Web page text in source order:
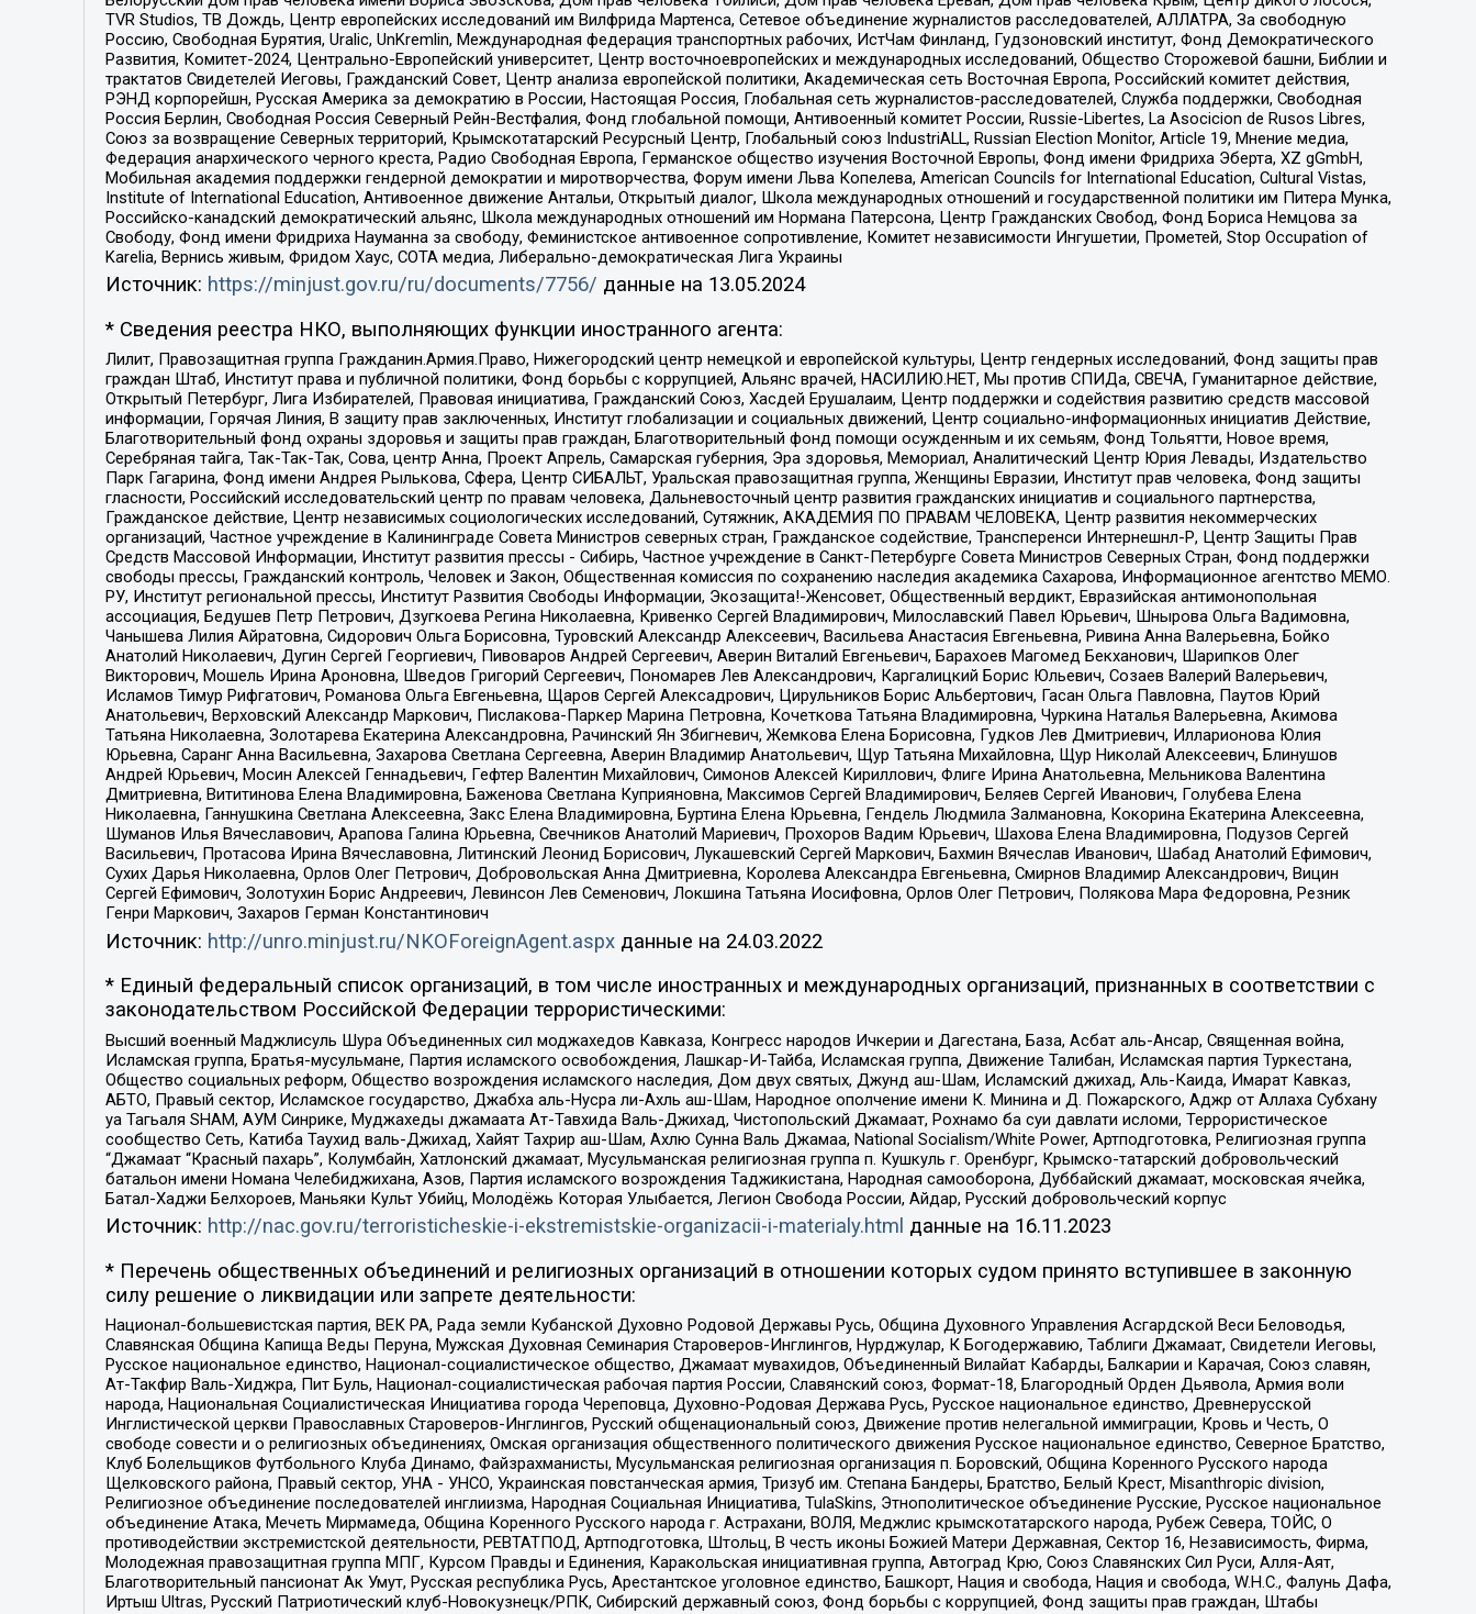
TVR Studios, ТВ Дождь, Центр европейских исследований им Вилфрида Мартенса, Сетевое объединение журналистов расследователей, АЛЛАТРА, За свободную
Россию, Свободная Бурятия, Uralic, UnKremlin, Международная федерация транспортных рабочих, ИстЧам Финланд, Гудзоновский институт, Фонд Демократического
Развития, Комитет-2024, Центрально-Европейский университет, Центр восточноевропейских и международных исследований, Общество Сторожевой башни, Библии и
трактатов Свидетелей Иеговы, Гражданский Совет, Центр анализа европейской политики, Академическая сеть Восточная Европа, Российский комитет действия,
РЭНД корпорейшн, Русская Америка за демократию в России, Настоящая Россия, Глобальная сеть журналистов-расследователей, Служба поддержки, Свободная
Россия Берлин, Свободная Россия Северный Рейн-Вестфалия, Фонд глобальной помощи, Антивоенный комитет России, Russie-Libertes, La Asocicion de Rusos Libres,
Союз за возвращение Северных территорий, Крымскотатарский Ресурсный Центр, Глобальный союз IndustriALL, Russian Election Monitor, Article 19, Мнение медиа,
Федерация анархического черного креста, Радио Свободная Европа, Германское общество изучения Восточной Европы, Фонд имени Фридриха Эберта, XZ gGmbH,
Мобильная академия поддержки гендерной демократии и миротворчества, Форум имени Льва Копелева, American Councils for International Education, Cultural Vistas,
Institute of International Education, Антивоенное движение Антальи, Открытый диалог, Школа международных отношений и государственной политики им Питера Мунка,
Российско-канадский демократический альянс, Школа международных отношений им Нормана Патерсона, Центр Гражданских Свобод, Фонд Бориса Немцова за
Свободу, Фонд имени Фридриха Науманна за свободу, Феминистское антивоенное сопротивление, Комитет независимости Ингушетии, Прометей, Stop Occupation of
Karelia, Вернись живым, Фридом Хаус, СОТА медиа, Либерально-демократическая Лига Украины
Источник: https://minjust.gov.ru/ru/documents/7756/ данные на 13.05.2024
* Сведения реестра НКО, выполняющих функции иностранного агента:
Лилит, Правозащитная группа Гражданин.Армия.Право, Нижегородский центр немецкой и европейской культуры, Центр гендерных исследований, Фонд защиты прав
граждан Штаб, Институт права и публичной политики, Фонд борьбы с коррупцией, Альянс врачей, НАСИЛИЮ.НЕТ, Мы против СПИДа, СВЕЧА, Гуманитарное действие,
Открытый Петербург, Лига Избирателей, Правовая инициатива, Гражданский Союз, Хасдей Ерушалаим, Центр поддержки и содействия развитию средств массовой
информации, Горячая Линия, В защиту прав заключенных, Институт глобализации и социальных движений, Центр социально-информационных инициатив Действие,
Благотворительный фонд охраны здоровья и защиты прав граждан, Благотворительный фонд помощи осужденным и их семьям, Фонд Тольятти, Новое время,
Серебряная тайга, Так-Так-Так, Сова, центр Анна, Проект Апрель, Самарская губерния, Эра здоровья, Мемориал, Аналитический Центр Юрия Левады, Издательство
Парк Гагарина, Фонд имени Андрея Рылькова, Сфера, Центр СИБАЛЬТ, Уральская правозащитная группа, Женщины Евразии, Институт прав человека, Фонд защиты
гласности, Российский исследовательский центр по правам человека, Дальневосточный центр развития гражданских инициатив и социального партнерства,
Гражданское действие, Центр независимых социологических исследований, Сутяжник, АКАДЕМИЯ ПО ПРАВАМ ЧЕЛОВЕКА, Центр развития некоммерческих
организаций, Частное учреждение в Калининграде Совета Министров северных стран, Гражданское содействие, Трансперенси Интернешнл-Р, Центр Защиты Прав
Средств Массовой Информации, Институт развития прессы - Сибирь, Частное учреждение в Санкт-Петербурге Совета Министров Северных Стран, Фонд поддержки
свободы прессы, Гражданский контроль, Человек и Закон, Общественная комиссия по сохранению наследия академика Сахарова, Информационное агентство МЕМО.
РУ, Институт региональной прессы, Институт Развития Свободы Информации, Экозащита!-Женсовет, Общественный вердикт, Евразийская антимонопольная
ассоциация, Бедушев Петр Петрович, Дзугкоева Регина Николаевна, Кривенко Сергей Владимирович, Милославский Павел Юрьевич, Шнырова Ольга Вадимовна,
Чанышева Лилия Айратовна, Сидорович Ольга Борисовна, Туровский Александр Алексеевич, Васильева Анастасия Евгеньевна, Ривина Анна Валерьевна, Бойко
Анатолий Николаевич, Дугин Сергей Георгиевич, Пивоваров Андрей Сергеевич, Аверин Виталий Евгеньевич, Барахоев Магомед Бекханович, Шарипков Олег
Викторович, Мошель Ирина Ароновна, Шведов Григорий Сергеевич, Пономарев Лев Александрович, Каргалицкий Борис Юльевич, Созаев Валерий Валерьевич,
Исламов Тимур Рифгатович, Романова Ольга Евгеньевна, Щаров Сергей Алексадрович, Цирульников Борис Альбертович, Гасан Ольга Павловна, Паутов Юрий
Анатольевич, Верховский Александр Маркович, Пислакова-Паркер Марина Петровна, Кочеткова Татьяна Владимировна, Чуркина Наталья Валерьевна, Акимова
Татьяна Николаевна, Золотарева Екатерина Александровна, Рачинский Ян Збигневич, Жемкова Елена Борисовна, Гудков Лев Дмитриевич, Илларионова Юлия
Юрьевна, Саранг Анна Васильевна, Захарова Светлана Сергеевна, Аверин Владимир Анатольевич, Щур Татьяна Михайловна, Щур Николай Алексеевич, Блинушов
Андрей Юрьевич, Мосин Алексей Геннадьевич, Гефтер Валентин Михайлович, Симонов Алексей Кириллович, Флиге Ирина Анатольевна, Мельникова Валентина
Дмитриевна, Вититинова Елена Владимировна, Баженова Светлана Куприяновна, Максимов Сергей Владимирович, Беляев Сергей Иванович, Голубева Елена
Николаевна, Ганнушкина Светлана Алексеевна, Закс Елена Владимировна, Буртина Елена Юрьевна, Гендель Людмила Залмановна, Кокорина Екатерина Алексеевна,
Шуманов Илья Вячеславович, Арапова Галина Юрьевна, Свечников Анатолий Мариевич, Прохоров Вадим Юрьевич, Шахова Елена Владимировна, Подузов Сергей
Васильевич, Протасова Ирина Вячеславовна, Литинский Леонид Борисович, Лукашевский Сергей Маркович, Бахмин Вячеслав Иванович, Шабад Анатолий Ефимович,
Сухих Дарья Николаевна, Орлов Олег Петрович, Добровольская Анна Дмитриевна, Королева Александра Евгеньевна, Смирнов Владимир Александрович, Вицин
Сергей Ефимович, Золотухин Борис Андреевич, Левинсон Лев Семенович, Локшина Татьяна Иосифовна, Орлов Олег Петрович, Полякова Мара Федоровна, Резник
Генри Маркович, Захаров Герман Константинович
Источник: http://unro.minjust.ru/NKOForeignAgent.aspxданные на 24.03.2022
* Единый федеральный список организаций, в том числе иностранных и международных организаций, признанных в соответствии с
законодательством Российской Федерации террористическими:
Высший военный Маджлисуль Шура Объединенных сил моджахедов Кавказа, Конгресс народов Ичкерии и Дагестана, База, Асбат аль-Ансар, Священная война,
Исламская группа, Братья-мусульмане, Партия исламского освобождения, Лашкар-И-Тайба, Исламская группа, Движение Талибан, Исламская партия Туркестана,
Общество социальных реформ, Общество возрождения исламского наследия, Дом двух святых, Джунд аш-Шам, Исламский джихад, Аль-Каида, Имарат Кавказ,
АБТО, Правый сектор, Исламское государство, Джабха аль-Нусра ли-Ахль аш-Шам, Народное ополчение имени К. Минина и Д. Пожарского, Аджр от Аллаха Субхану
уа Тагьаля SHAM, АУМ Синрике, Муджахеды джамаата Ат-Тавхида Валь-Джихад, Чистопольский Джамаат, Рохнамо ба суи давлати исломи, Террористическое
сообщество Сеть, Катиба Таухид валь-Джихад, Хайят Тахрир аш-Шам, Ахлю Сунна Валь Джамаа, National Socialism/White Power, Артподготовка, Религиозная группа
“Джамаат “Красный пахарь”, Колумбайн, Хатлонский джамаат, Мусульманская религиозная группа п. Кушкуль г. Оренбург, Крымско-татарский добровольческий
батальон имени Номана Челебиджихана, Азов, Партия исламского возрождения Таджикистана, Народная самооборона, Дуббайский джамаат, московская ячейка,
Батал-Хаджи Белхороев, Маньяки Культ Убийц, Молодёжь Которая Улыбается, Легион Свобода России, Айдар, Русский добровольческий корпус
Источник: http://nac.gov.ru/terroristicheskie-i-ekstremistskie-organizacii-i-materialy.html данные на 16.11.2023
* Перечень общественных объединений и религиозных организаций в отношении которых судом принято вступившее в законную
силу решение о ликвидации или запрете деятельности:
Национал-большевистская партия, ВЕК РА, Рада земли Кубанской Духовно Родовой Державы Русь, Община Духовного Управления Асгардской Веси Беловодья,
Славянская Община Капища Веды Перуна, Мужская Духовная Семинария Староверов-Инглингов, Нурджулар, К Богодержавию, Таблиги Джамаат, Свидетели Иеговы,
Русское национальное единство, Национал-социалистическое общество, Джамаат мувахидов, Объединенный Вилайат Кабарды, Балкарии и Карачая, Союз славян,
Ат-Такфир Валь-Хиджра, Пит Буль, Национал-социалистическая рабочая партия России, Славянский союз, Формат-18, Благородный Орден Дьявола, Армия воли
народа, Национальная Социалистическая Инициатива города Череповца, Духовно-Родовая Держава Русь, Русское национальное единство, Древнерусской
Инглистической церкви Православных Староверов-Инглингов, Русский общенациональный союз, Движение против нелегальной иммиграции, Кровь и Честь, О
свободе совести и о религиозных объединениях, Омская организация общественного политического движения Русское национальное единство, Северное Братство,
Клуб Болельщиков Футбольного Клуба Динамо, Файзрахманисты, Мусульманская религиозная организация п. Боровский, Община Коренного Русского народа
Щелковского района, Правый сектор, УНА - УНСО, Украинская повстанческая армия, Тризуб им. Степана Бандеры, Братство, Белый Крест, Misanthropic division,
Религиозное объединение последователей инглиизма, Народная Социальная Инициатива, TulaSkins, Этнополитическое объединение Русские, Русское национальное
объединение Атака, Мечеть Мирмамеда, Община Коренного Русского народа г. Астрахани, ВОЛЯ, Меджлис крымскотатарского народа, Рубеж Севера, ТОЙС, О
противодействии экстремистской деятельности, РЕВТАТПОД, Артподготовка, Штольц, В честь иконы Божией Матери Державная, Сектор 16, Независимость, Фирма,
Молодежная правозащитная группа МПГ, Курсом Правды и Единения, Каракольская инициативная группа, Автоград Крю, Союз Славянских Сил Руси, Алля-Аят,
Благотворительный пансионат Ак Умут, Русская республика Русь, Арестантское уголовное единство, Башкорт, Нация и свобода, Нация и свобода, W.H.С., Фалунь Дафа,
Иртыш Ultras, Русский Патриотический клуб-Новокузнецк/РПК, Сибирский державный союз, Фонд борьбы с коррупцией, Фонд защиты прав граждан, Штабы